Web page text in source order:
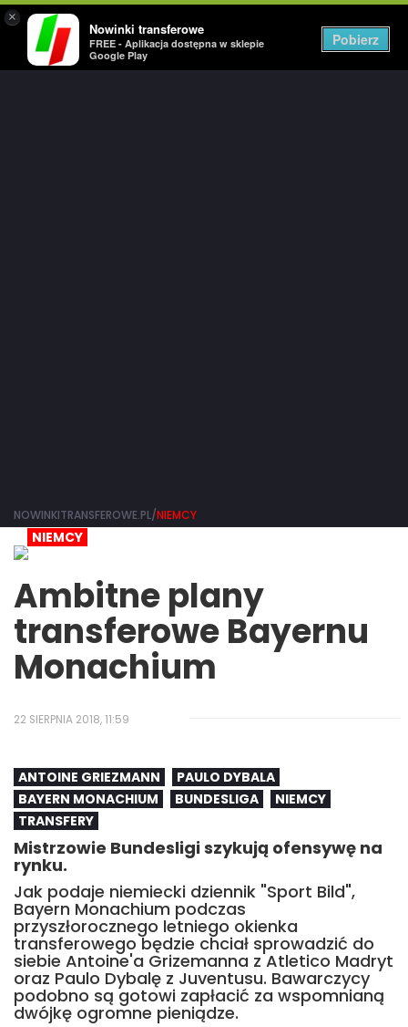
×
Nowinki transferowe
FREE - Aplikacja dostępna w sklepie
Google Play
Pobierz
NOWINKITRANSFEROWE.PL/NIEMCY
NIEMCY
Ambitne plany
transferowe Bayernu
Monachium
22 SIERPNIA 2018, 11:59
ANTOINE GRIEZMANN
PAULO DYBALA
BAYERN MONACHIUM
BUNDESLIGA
NIEMCY
TRANSFERY
Mistrzowie Bundesligi szykują ofensywę na
rynku.
Jak podaje niemiecki dziennik "Sport Bild",
Bayern Monachium podczas
przyszłorocznego letniego okienka
transferowego będzie chciał sprowadzić do
siebie Antoine'a Grizemanna z Atletico Madryt
oraz Paulo Dybalę z Juventusu. Bawarczycy
podobno są gotowi zapłacić za wspomnianą
dwójkę ogromne pieniądze.